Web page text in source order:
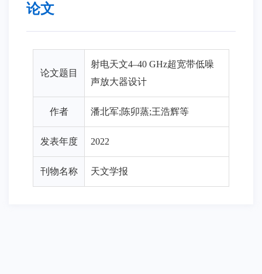
论文
论文题目
射电天文4–40 GHz超宽带低噪
声放大器设计
作者 潘北军;陈卯蒸;王浩辉等
发表年度 2022
刊物名称 天文学报